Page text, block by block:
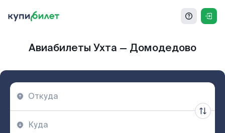
Авиабилеты Ухта — Домодедово